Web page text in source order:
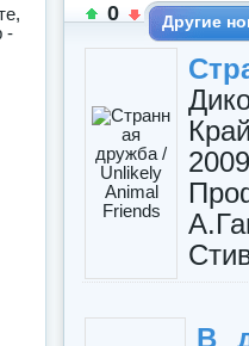
0 Другие
В
-